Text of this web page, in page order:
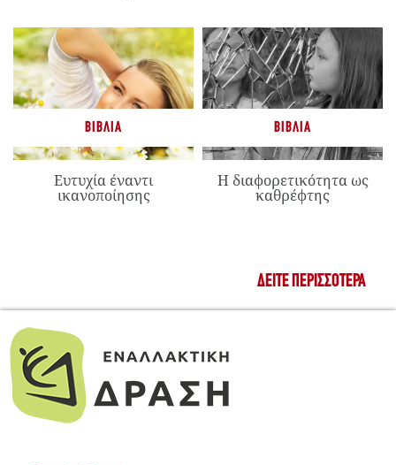
ΒΙΒΛΊΑ
Ευτυχία έναντι
ικανοποίησης
ΒΙΒΛΊΑ
Η διαφορετικότητα ως
καθρέφτης
ΔΕΊΤΕ ΠΕΡΙΣΣΌΤΕΡΑ